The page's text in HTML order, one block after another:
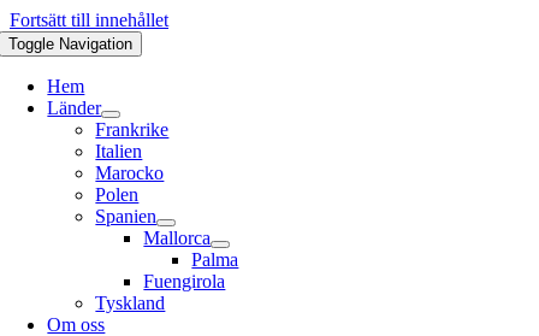
Fortsätt till innehållet
Toggle Navigation
Hem
Länder
Frankrike
Italien
Marocko
Polen
Spanien
Mallorca
Palma
Fuengirola
Tyskland
Om oss